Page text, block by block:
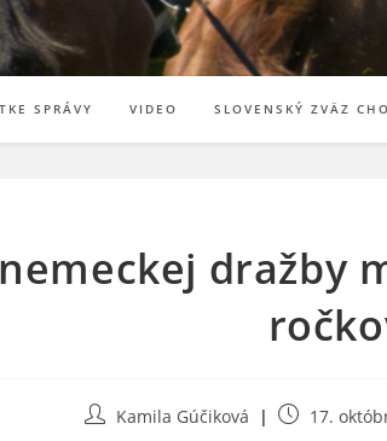
SPRÁVY VIDEO SLOVENSKÝ ZVÄZ
dražby
Post Kamila Gúčiková
Post 17.